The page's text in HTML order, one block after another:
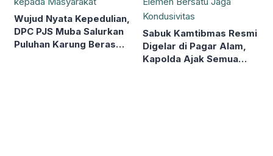
Wujud Nyata Kepedulian,
DPC PJS Muba Salurkan
Puluhan Karung Beras
Sabuk Kamtibmas Resmi
Digelar di Pagar Alam,
Kapolda Ajak Semua